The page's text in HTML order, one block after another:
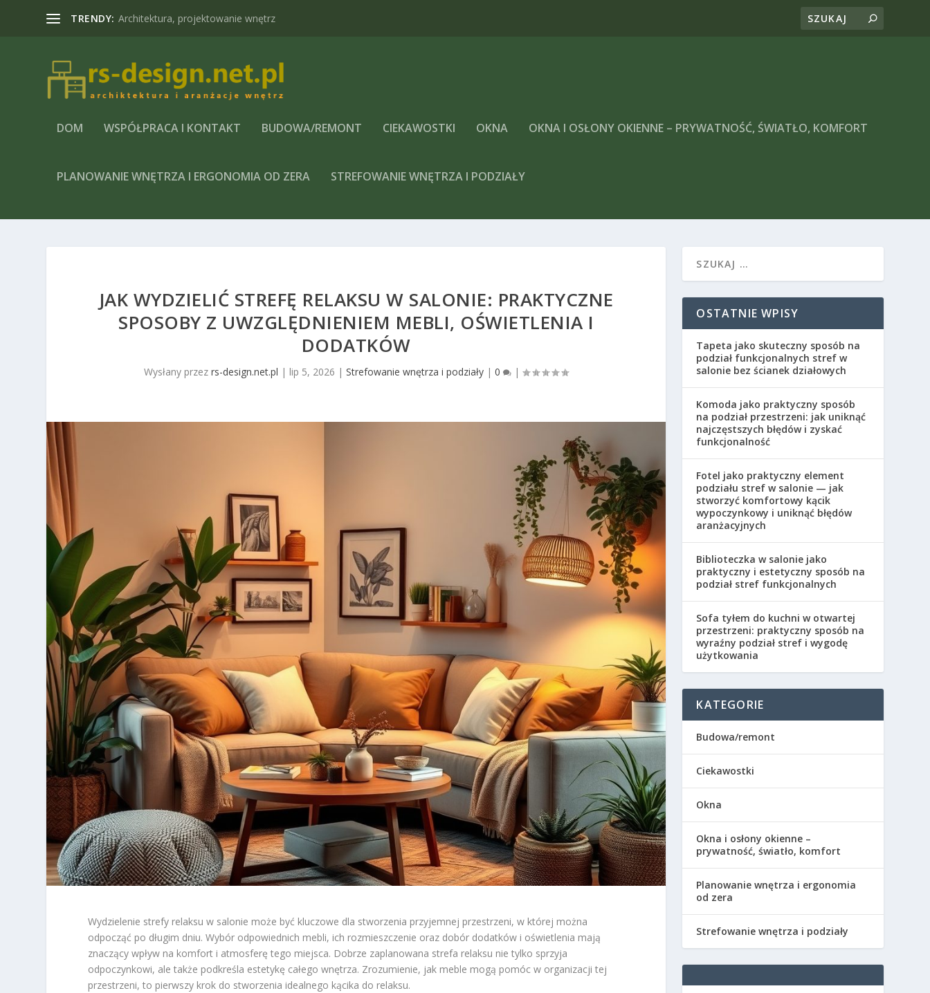
TRENDY: Projektowanie domu – projekty domów w Warszawie
DOM WSPÓŁPRACA I KONTAKT BUDOWA/REMONT CIEKAWOSTKI OKNA OKNA I OSŁONY OKIENNE – PRYWATNOŚĆ, ŚWIATŁO, KOMFORT
PLANOWANIE WNĘTRZA I ERGONOMIA OD ZERA STREFOWANIE WNĘTRZA I PODZIAŁY
JAK WYDZIELIĆ STREFĘ RELAKSU W SALONIE: PRAKTYCZNE
SPOSOBY Z UWZGLĘDNIENIEM MEBLI, OŚWIETLENIA I
DODATKÓW
Wysłany przezrs-design.net.pl | lip 5, 2026 |Strefowanie wnętrza i podziały |0 |
Wydzielenie strefy relaksu w salonie może być kluczowe dla stworzenia przyjemnej przestrzeni, w której można
odpocząć po długim dniu. Wybór odpowiednich mebli, ich rozmieszczenie oraz dobór dodatków i oświetlenia mają
znaczący wpływ na komfort i atmosferę tego miejsca. Dobrze zaplanowana strefa relaksu nie tylko sprzyja
odpoczynkowi, ale także podkreśla estetykę całego wnętrza. Zrozumienie, jak meble mogą pomóc w organizacji tej
przestrzeni, to pierwszy krok do stworzenia idealnego kącika do relaksu.
OSTATNIE WPISY
Tapeta jako skuteczny sposób na
podział funkcjonalnych stref w
salonie bez ścianek działowych
Komoda jako praktyczny sposób
na podział przestrzeni: jak uniknąć
najczęstszych błędów i zyskać
funkcjonalność
Fotel jako praktyczny element
podziału stref w salonie — jak
stworzyć komfortowy kącik
wypoczynkowy i uniknąć błędów
aranżacyjnych
Biblioteczka w salonie jako
praktyczny i estetyczny sposób na
podział stref funkcjonalnych
Sofa tyłem do kuchni w otwartej
przestrzeni: praktyczny sposób na
wyraźny podział stref i wygodę
użytkowania
KATEGORIE
Budowa/remont
Ciekawostki
Okna
Okna i osłony okienne –
prywatność, światło, komfort
Planowanie wnętrza i ergonomia
od zera
Strefowanie wnętrza i podziały